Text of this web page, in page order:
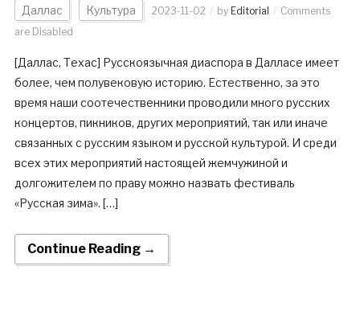
Даллас Культура 2023-11-02 by Editorial
Comments
are Disabled
[Даллас, Техас] Русскоязычная диаспора в Далласе имеет
более, чем полувековую историю. Естественно, за это
время наши соотечественники проводили много русских
концертов, пикников, других мероприятий, так или иначе
связанных с русским языком и русской культурой. И среди
всех этих мероприятий настоящей жемчужиной и
долгожителем по праву можно назвать фестиваль
«Русская зима». […]
Continue Reading →